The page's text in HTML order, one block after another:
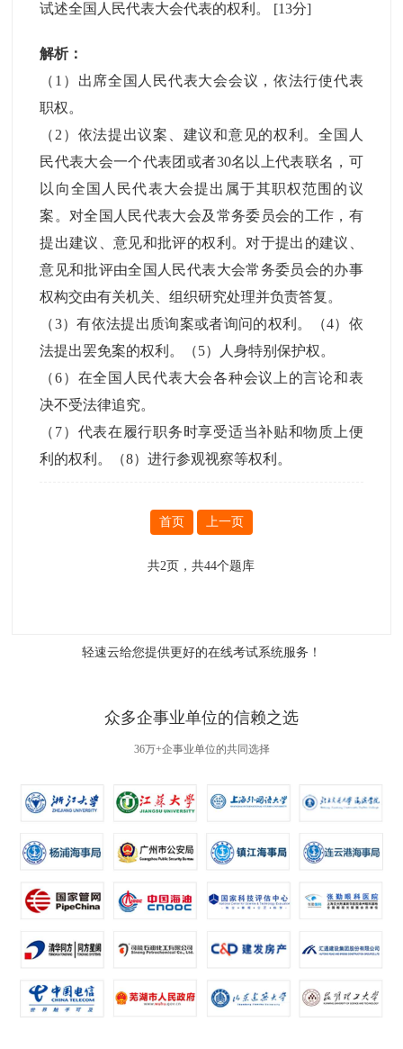
试述全国人民代表大会代表的权利。 [13分]
解析：
（1）出席全国人民代表大会会议，依法行使代表
职权。
（2）依法提出议案、建议和意见的权利。全国人
民代表大会一个代表团或者30名以上代表联名，可
以向全国人民代表大会提出属于其职权范围的议
案。对全国人民代表大会及常务委员会的工作，有
提出建议、意见和批评的权利。对于提出的建议、
意见和批评由全国人民代表大会常务委员会的办事
权构交由有关机关、组织研究处理并负责答复。
（3）有依法提出质询案或者询问的权利。（4）依
法提出罢免案的权利。（5）人身特别保护权。
（6）在全国人民代表大会各种会议上的言论和表
决不受法律追究。
（7）代表在履行职务时享受适当补贴和物质上便
利的权利。（8）进行参观视察等权利。
首页 上一页
共2页，共44个题库
轻速云给您提供更好的在线考试系统服务！
众多企事业单位的信赖之选
36万+企事业单位的共同选择